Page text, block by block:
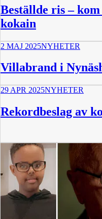
Beställde ris –
kokain
2 MAJ 2025NYHETER
Villabrand i
29 APR 2025NYHETER
Rekordbeslag av